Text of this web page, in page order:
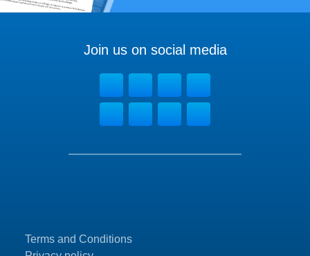
Terms and Conditions
Join us on social media